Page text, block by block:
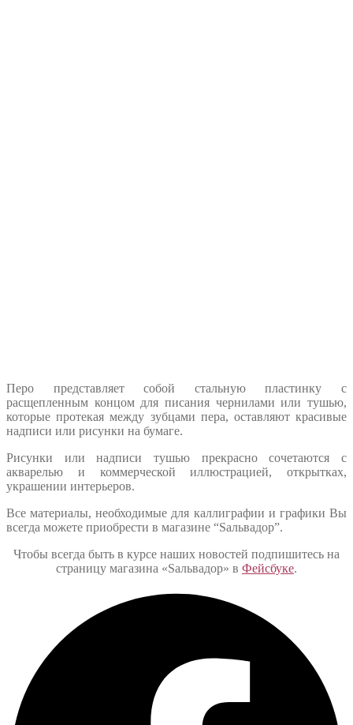
Перо представляет собой стальную пластинку с
расщепленным концом для писания чернилами или тушью,
которые протекая между зубцами пера, оставляют красивые
надписи или рисунки на бумаге.
Рисунки или надписи тушью прекрасно сочетаются с
акварелью и коммерческой иллюстрацией, открытках,
украшении интерьеров.
Все материалы, необходимые для каллиграфии и графики Вы
всегда можете приобрести в магазине “Sальвадор”.
Чтобы всегда быть в курсе наших новостей подпишитесь на
страницу магазина «Sальвадор» в Фейсбуке.